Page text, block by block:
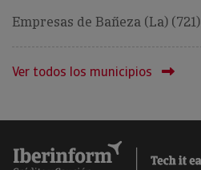
Empresas de Bañeza (La) (721)
Ver todos los municipios